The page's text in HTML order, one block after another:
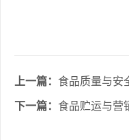
上一篇： 食品质量与安
下一篇： 食品贮运与营